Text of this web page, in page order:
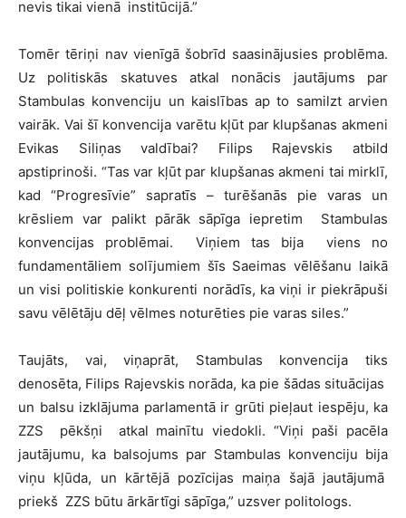
nevis tikai vienā institūcijā.”
Tomēr tēriņi nav vienīgā šobrīd saasinājusies problēma.
Uz politiskās skatuves atkal nonācis jautājums par
Stambulas konvenciju un kaislības ap to samilzt arvien
vairāk. Vai šī konvencija varētu kļūt par klupšanas akmeni
Evikas Siliņas valdībai? Filips Rajevskis atbild
apstiprinoši. “Tas var kļūt par klupšanas akmeni tai mirklī,
kad “Progresīvie” sapratīs – turēšanās pie varas un
krēsliem var palikt pārāk sāpīga iepretim Stambulas
konvencijas problēmai. Viņiem tas bija viens no
fundamentāliem solījumiem šīs Saeimas vēlēšanu laikā
un visi politiskie konkurenti norādīs, ka viņi ir piekrāpuši
savu vēlētāju dēļ vēlmes noturēties pie varas siles.”
Taujāts, vai, viņaprāt, Stambulas konvencija tiks
denosēta, Filips Rajevskis norāda, ka pie šādas situācijas
un balsu izklājuma parlamentā ir grūti pieļaut iespēju, ka
ZZS pēkšņi atkal mainītu viedokli. “Viņi paši pacēla
jautājumu, ka balsojums par Stambulas konvenciju bija
viņu kļūda, un kārtējā pozīcijas maiņa šajā jautājumā
priekš ZZS būtu ārkārtīgi sāpīga,” uzsver politologs.